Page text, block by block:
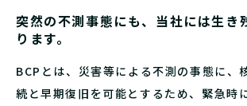
突然の不測事態にも、当社には生き
ります。
BCPとは、災害等による不測の事態に、
続と早期復旧を可能とするため、緊急時